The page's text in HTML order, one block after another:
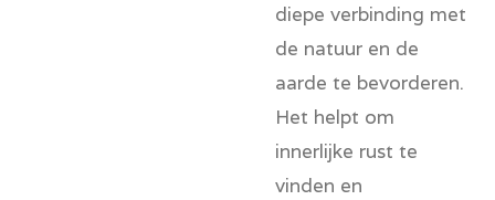
diepe verbinding met
de natuur en de
aarde te bevorderen.
Het helpt om
innerlijke rust te
vinden en